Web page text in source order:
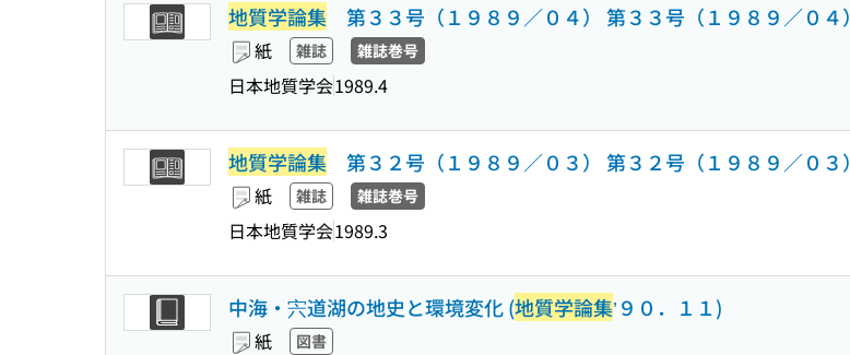
地質学論集 第３３号（１９８９／０４） 第３３号（１９８９／０４）
紙 雑誌 雑誌巻号
日本地質学会1989.4
地質学論集 第３２号（１９８９／０３） 第３２号（１９８９／０３）
紙 雑誌 雑誌巻号
日本地質学会1989.3
中海・宍道湖の地史と環境変化 (地質学論集’９０．１１)
紙 図書